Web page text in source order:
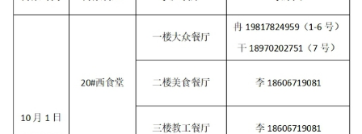
科学研究
招生就业